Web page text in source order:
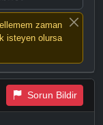
zaman
isteyen olursa
Sorun Bildir